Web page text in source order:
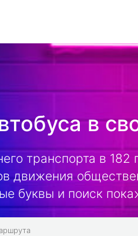
в
транспорта в 182
движения
буквы и поиск